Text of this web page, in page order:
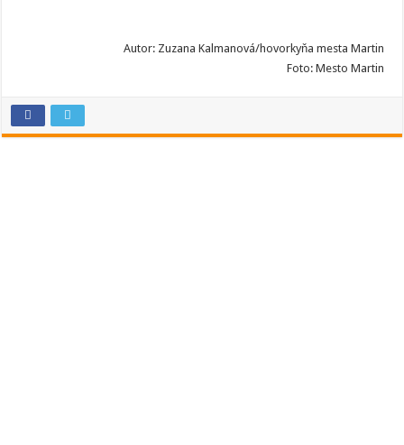
Autor: Zuzana Kalmanová/hovorkyňa mesta Martin
Foto: Mesto Martin